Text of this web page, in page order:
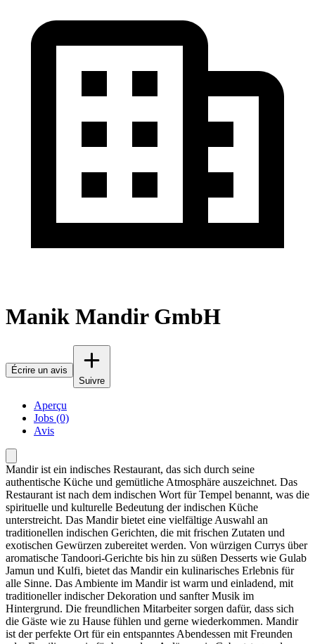
Manik Mandir GmbH
Écrire un avis
Suivre
Aperçu
Jobs (0)
Avis
Mandir ist ein indisches Restaurant, das sich durch seine
authentische Küche und gemütliche Atmosphäre auszeichnet. Das
Restaurant ist nach dem indischen Wort für Tempel benannt, was die
spirituelle und kulturelle Bedeutung der indischen Küche
unterstreicht. Das Mandir bietet eine vielfältige Auswahl an
traditionellen indischen Gerichten, die mit frischen Zutaten und
exotischen Gewürzen zubereitet werden. Von würzigen Currys über
aromatische Tandoori-Gerichte bis hin zu süßen Desserts wie Gulab
Jamun und Kulfi, bietet das Mandir ein kulinarisches Erlebnis für
alle Sinne. Das Ambiente im Mandir ist warm und einladend, mit
traditioneller indischer Dekoration und sanfter Musik im
Hintergrund. Die freundlichen Mitarbeiter sorgen dafür, dass sich
die Gäste wie zu Hause fühlen und gerne wiederkommen. Mandir
ist der perfekte Ort für ein entspanntes Abendessen mit Freunden